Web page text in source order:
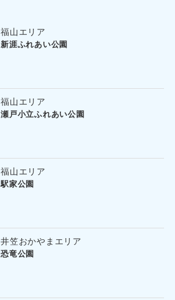
福山エリア
新涯ふれあい公園
福山エリア
瀬戸小立ふれあい公園
福山エリア
駅家公園
井笠おかやまエリア
恐竜公園